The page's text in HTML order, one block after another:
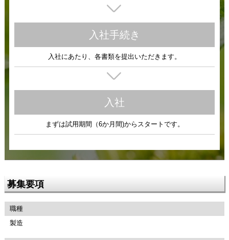
入社手続き
入社にあたり、各書類を提出いただきます。
入社
まずは試用期間（6か月間)からスタートです。
募集要項
職種
製造